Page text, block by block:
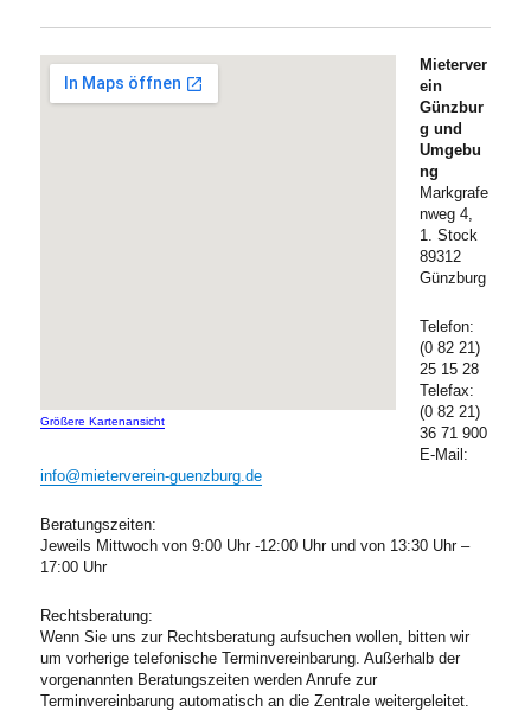
Größere Kartenansicht
Mieterver
ein
Günzbur
g und
Umgebu
ng
Markgrafe
nweg 4,
1. Stock
89312
Günzburg
Telefon:
(0 82 21)
25 15 28
Telefax:
(0 82 21)
36 71 900
E-Mail:
info@mieterverein-guenzburg.de
Beratungszeiten:
Jeweils Mittwoch von 9:00 Uhr -12:00 Uhr und von 13:30 Uhr –
17:00 Uhr
Rechtsberatung:
Wenn Sie uns zur Rechtsberatung aufsuchen wollen, bitten wir
um vorherige telefonische Terminvereinbarung. Außerhalb der
vorgenannten Beratungszeiten werden Anrufe zur
Terminvereinbarung automatisch an die Zentrale weitergeleitet.